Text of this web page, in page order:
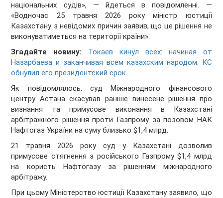
національних судів», — йдеться в повідомленні. —
«Водночас 25 травня 2026 року міністр юстиції
Казахстану з невідомих причин заявив, що це рішення не
виконуватиметься на території країни».
Згадайте новину:
Токаев кинул всех: начиная от
Назарбаева и заканчивая всем казахским народом. КС
обнулил его президентский срок.
Як повідомлялось, суд Міжнародного фінансового
центру Астана скасував раніше винесене рішення про
визнання та примусове виконання в Казахстані
арбітражного рішення проти Газпрому за позовом НАК
Нафтогаз України на суму близько $1,4 млрд.
21 травня 2026 року суд у Казахстані дозволив
примусове стягнення з російського Газпрому $1,4 млрд
на користь Нафтогазу за рішенням міжнародного
арбітражу.
При цьому Міністерство юстиції Казахстану заявило, що